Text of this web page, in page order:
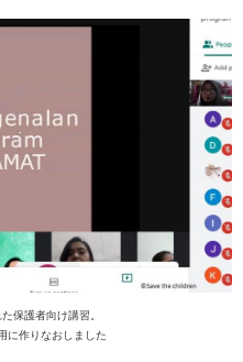
保護者向け講習。
に作りなおしました